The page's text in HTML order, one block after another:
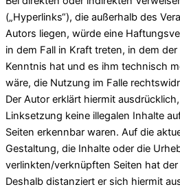
(„Hyperlinks“), die außerhalb des
Autors liegen, würde eine
in dem Fall in Kraft treten, in dem
Kenntnis hat und es ihm technisch
wäre, die Nutzung im Falle
Der Autor erklärt hiermit
Linksetzung keine illegalen Inhalte
Seiten erkennbar waren. Auf die
Gestaltung, die Inhalte oder die
verlinkten/verknüpften Seiten hat
Deshalb distanziert er sich hiermit